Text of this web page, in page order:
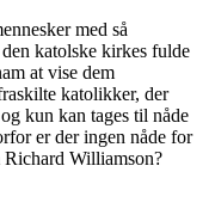
med så
katolske kirkes fulde
at vise dem
katolikker, der
kun kan tages til nåde
er der ingen nåde for
Richard Williamson?